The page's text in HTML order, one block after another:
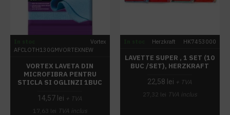
Vortex
AFCLOTH130GMVORTEXNEW
VORTEX LAVETA DIN
MICROFIBRA PENTRU
STICLA SI OGLINZI 1BUC
14,57 lei + TVA
17,63 lei TVA inclus
Herzkraft HK7453000
LAVETTE SUPER , 1 SET (10
BUC /SET), HERZKRAFT
22,58 lei + TVA
27,32 lei TVA inclus